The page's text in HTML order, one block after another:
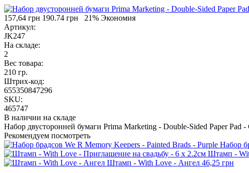
157,64 грн 190.74 грн
21% Экономия
Артикул:
JK247
На складе:
2
Вес товара:
210 гр.
Штрих-код:
655350847296
SKU:
465747
В наличии на складе
Набор двусторонней бумаги Prima Marketing - Double-Sided Paper
Рекомендуем посмотреть
Набор
Штамп -
Штамп - With Love - Ангел 46,25 грн